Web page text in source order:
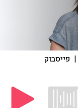
| פייסבוק